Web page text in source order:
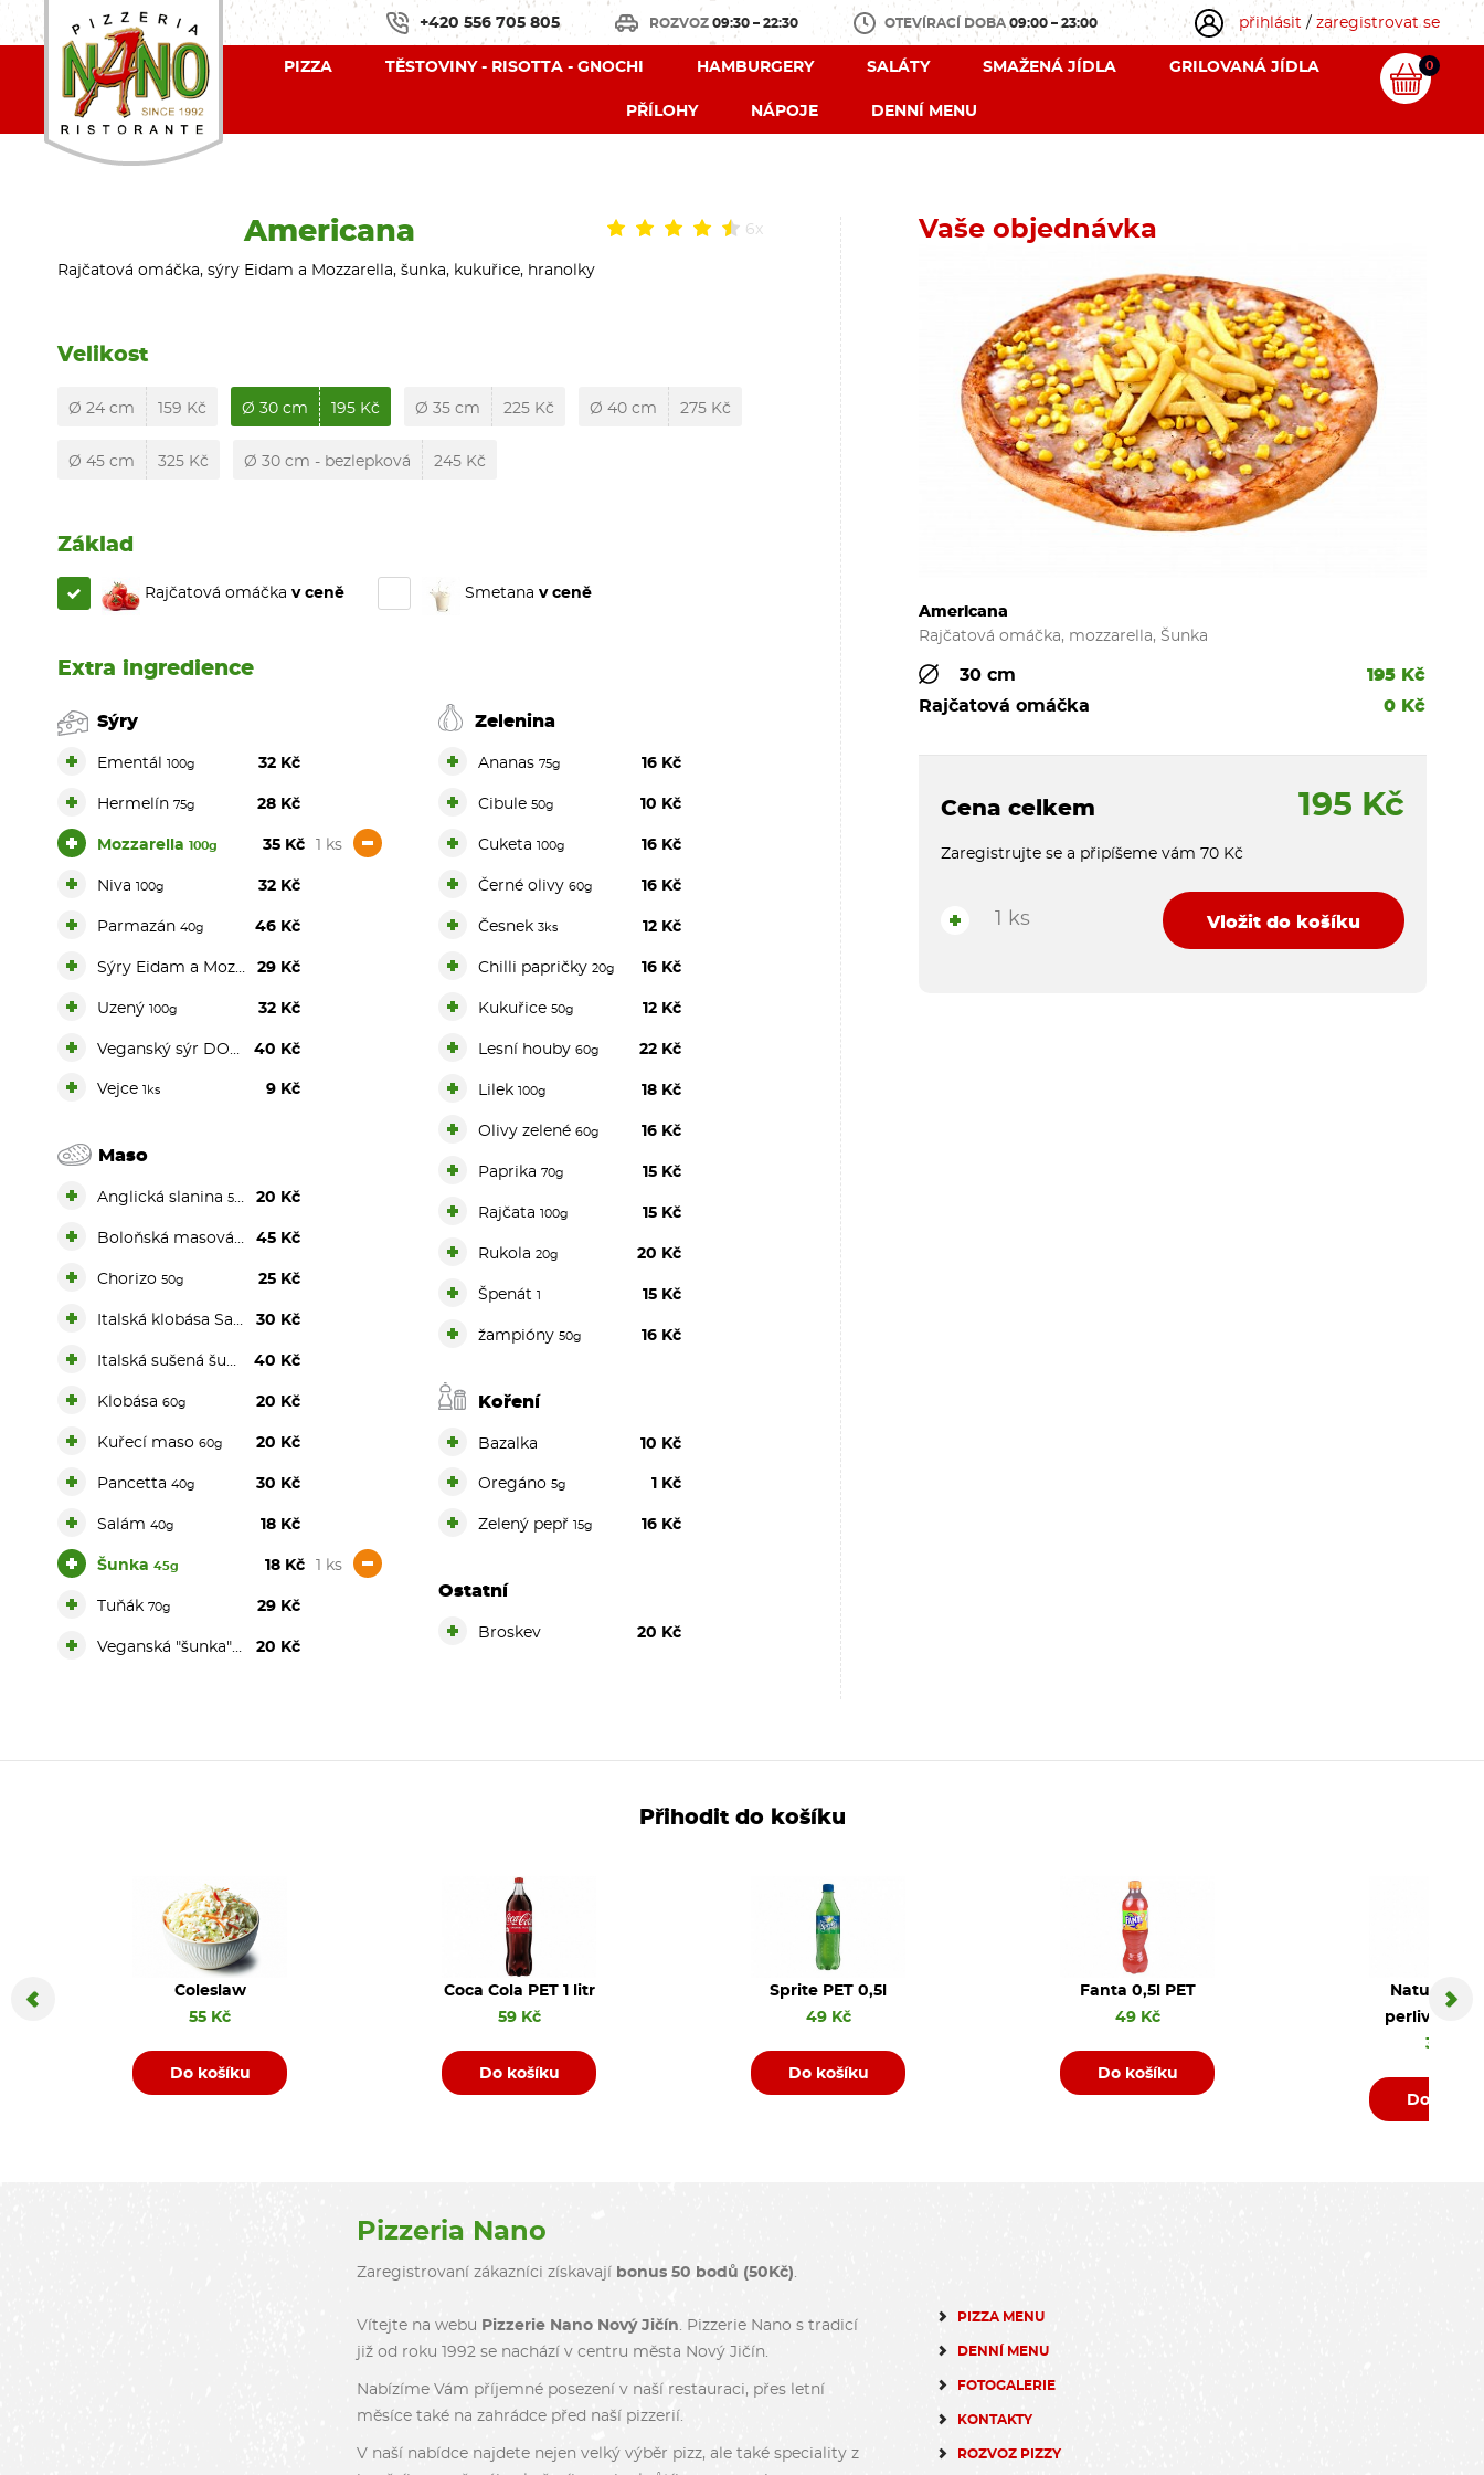
+420 556 705 805 ROZVOZ 09:30 – 22:30 OTEVÍRACÍ DOBA 09:00 – 23:00 přihlásit / zaregistrovat se
PIZZA TĚSTOVINY - RISOTTA - GNOCHI HAMBURGERY SALÁTY SMAŽENÁ JÍDLA GRILOVANÁ JÍDLA
PŘÍLOHY NÁPOJE DENNÍ MENU
0
6x
Americana
Rajčatová omáčka, sýry Eidam a Mozzarella, šunka, kukuřice, hranolky
Velikost
Ø 24 cm 159 Kč Ø 30 cm 195 Kč Ø 35 cm 225 Kč Ø 40 cm 275 Kč
Ø 45 cm 325 Kč Ø 30 cm - bezlepková 245 Kč
Základ
Rajčatová omáčka v ceně Smetana v ceně
Extra ingredience
Sýry
Ementál 100g 32 Kč
Hermelín 75g 28 Kč
+ Mozzarella 100g 35 Kč 1 ks -
Niva 100g 32 Kč
Parmazán 40g 46 Kč
Sýry Eidam a Mozzarella 100g
29 Kč
Uzený 100g 32 Kč
Veganský sýr DOPLATEK 40 Kč
Vejce 1ks 9 Kč
Maso
Anglická slanina 50g 20 Kč
Boloňská masová směs 150g
45 Kč
Chorizo 50g 25 Kč
Italská klobása Salsiccia 50g
30 Kč
Italská sušená šunka 40g
40 Kč
Klobása 60g 20 Kč
Kuřecí maso 60g 20 Kč
Pancetta 40g 30 Kč
Salám 40g 18 Kč
+ Šunka 45g 18 Kč 1 ks -
Tuňák 70g 29 Kč
Veganská "šunka" DOPLATEK 20 Kč
Zelenina
+ Ananas75g 16 Kč
+ Cibule50g 10 Kč
+ Cuketa100g 16 Kč
+ Černé olivy60g 16 Kč
+ Česnek3ks 12 Kč
+ Chilli papričky20g 16 Kč
+ Kukuřice50g 12 Kč
+ Lesní houby60g 22 Kč
+ Lilek100g 18 Kč
+ Olivy zelené60g 16 Kč
+ Paprika70g 15 Kč
+ Rajčata100g 15 Kč
+ Rukola20g 20 Kč
+ Špenát1 15 Kč
+ žampióny50g 16 Kč
Koření
+ Bazalka 10 Kč
+ Oregáno5g 1 Kč
+ Zelený pepř15g 16 Kč
Ostatní
+ Broskev 20 Kč
Vaše objednávka
Americana
Rajčatová omáčka, mozzarella, Šunka
30 cm
195 Kč
Rajčatová omáčka
0 Kč
Cena celkem 195 Kč
Zaregistrujte se a připíšeme vám 70 Kč
+ 1 ks Vložit do košíku
Přihodit do košíku
Coleslaw
55 Kč
Do košíku
Coca Cola PET 1 litr
59 Kč
Do košíku
Sprite PET 0,5l
49 Kč
Do košíku
Fanta 0,5l PET
49 Kč
Do košíku
Natura
perlivá PET
35 Kč
Do
Pizzeria Nano
Zaregistrovaní zákazníci získavají bonus 50 bodů (50Kč).
Vítejte na webu Pizzerie Nano Nový Jičín. Pizzerie Nano s tradicí
již od roku 1992 se nachází v centru města Nový Jičín.
Nabízíme Vám příjemné posezení v naší restauraci, přes letní
měsíce také na zahrádce před naší pizzerií.
V naší nabídce najdete nejen velký výběr pizz, ale také speciality z
PIZZA MENU
DENNÍ MENU
FOTOGALERIE
KONTAKTY
ROZVOZ PIZZY